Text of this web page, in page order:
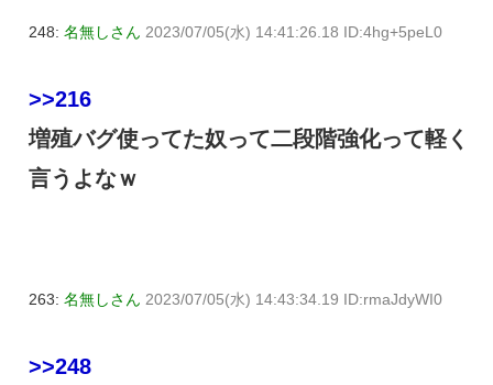
248: 名無しさん 2023/07/05(水) 14:41:26.18 ID:4hg+5peL0
>>216
増殖バグ使ってた奴って二段階強化って軽く
言うよなｗ
263: 名無しさん 2023/07/05(水) 14:43:34.19 ID:rmaJdyWI0
>>248